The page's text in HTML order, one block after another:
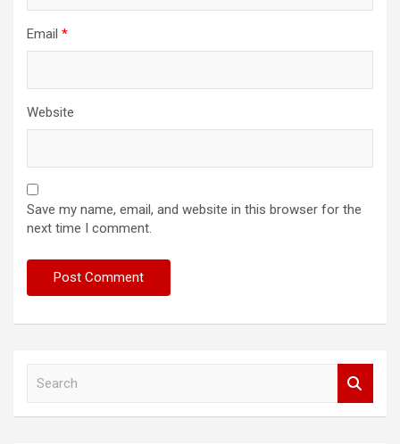
Email *
Website
Save my name, email, and website in this browser for the
next time I comment.